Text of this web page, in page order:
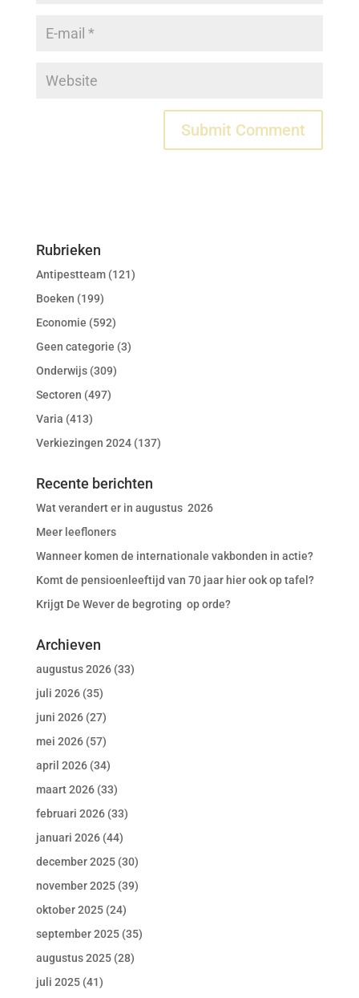
Rubrieken
Antipestteam(121)
Boeken (199)
Economie (592)
Geen categorie (3)
Onderwijs(309)
Sectoren (497)
Varia (413)
Verkiezingen 2024(137)
Recente berichten
Wat verandert er in augustus 2026
Meer leefloners
Wanneer komen de internationale vakbonden in actie?
Komt de pensioenleeftijd van 70 jaar hier ook op tafel?
Krijgt De Wever de begroting op orde?
Archieven
augustus 2026(33)
juli 2026(35)
juni 2026(27)
mei 2026(57)
april 2026(34)
maart 2026(33)
februari 2026(33)
januari 2026(44)
december 2025(30)
november 2025(39)
oktober 2025(24)
september 2025(35)
augustus 2025(28)
juli 2025(41)